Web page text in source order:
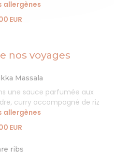
allergènes
EUR
nos voyages
Massala
une sauce parfumée aux
curry accompagné de riz
allergènes
EUR
ribs